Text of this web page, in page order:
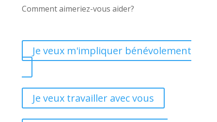
Comment aimeriez-vous aider?
Je veux m'impliquer bénévolement
Je veux travailler avec vous